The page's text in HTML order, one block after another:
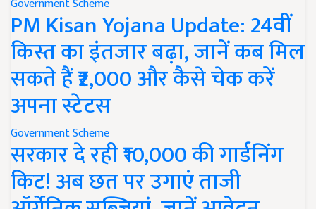
PM Kisan Yojana Update: 24वीं
किस्त का इंतजार बढ़ा, जानें कब मिल
सकते हैं ₹2,000 और कैसे चेक करें
अपना स्टेटस
Government Scheme
सरकार दे रही ₹10,000 की गार्डनिंग
किट! अब छत पर उगाएं ताजी